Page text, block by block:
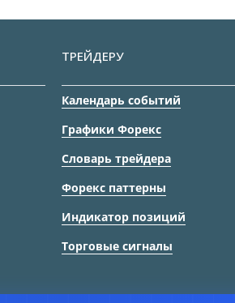
ТРЕЙДЕРУ
Календарь событий
Графики Форекс
Словарь трейдера
Форекс паттерны
Индикатор позиций
Торговые сигналы